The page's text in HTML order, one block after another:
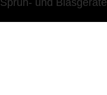
Sprüh- und Blasgeräte